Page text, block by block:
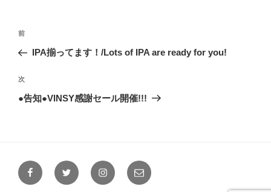
投
ナ
ビ
ゲ
ン
前
の
稿
前
IPA揃ってます！/Lots of IPA are ready for you!
次
の
次
●告知●VINSY感謝セール開催!!!
FacebookTwitter Instagramメ
ー